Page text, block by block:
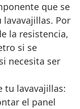
que se
Por
la resistencia,
si se
necesita ser
tu lavavajillas:
el panel